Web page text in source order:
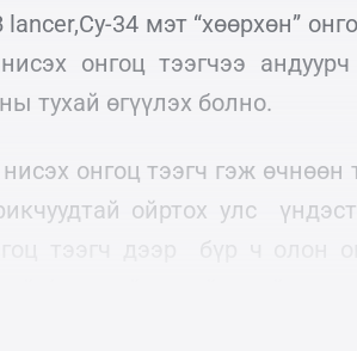
34 мэт “хөөрхөн”
онгоц тээгчээ андуурч
тухай өгүүлэх болно.
онгоц тээгч гэж өчнөөн
ойртох улс